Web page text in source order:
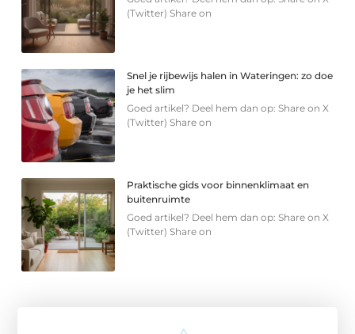
(Twitter) Share on
Snel je rijbewijs halen in Wateringen: zo doe
je het slim
Goed artikel? Deel hem dan op: Share on X
(Twitter) Share on
Praktische gids voor binnenklimaat en
buitenruimte
Goed artikel? Deel hem dan op: Share on X
(Twitter) Share on